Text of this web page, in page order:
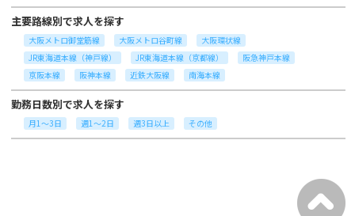
主要路線別で求人を探す
大阪メトロ御堂筋線 大阪メトロ谷町線
大阪環状線
JR東海道本線（神戸線）
JR東海道本線（京都線）
阪急神戸本線
京阪本線
阪神本線 近鉄大阪線 南海本線
勤務日数別で求人を探す
月1～3日 週1～2日 週3日以上 その他